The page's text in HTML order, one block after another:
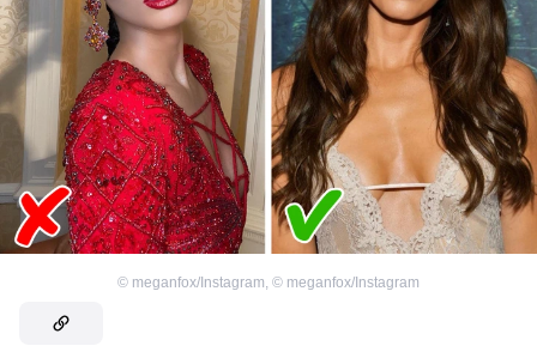
© meganfox/Instagram, © meganfox/Instagram